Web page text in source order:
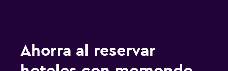
Ahorra al reservar